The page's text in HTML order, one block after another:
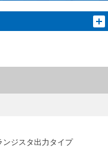
ンジスタ出力タイプ